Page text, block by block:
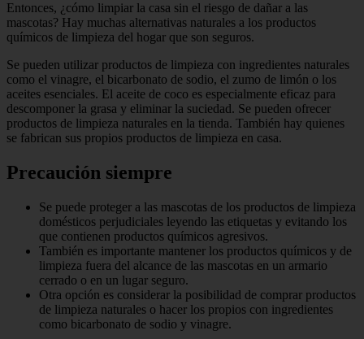
Entonces, ¿cómo limpiar la casa sin el riesgo de dañar a las
mascotas? Hay muchas alternativas naturales a los productos
químicos de limpieza del hogar que son seguros.
Se pueden utilizar productos de limpieza con ingredientes naturales
como el vinagre, el bicarbonato de sodio, el zumo de limón o los
aceites esenciales. El aceite de coco es especialmente eficaz para
descomponer la grasa y eliminar la suciedad. Se pueden ofrecer
productos de limpieza naturales en la tienda. También hay quienes
se fabrican sus propios productos de limpieza en casa.
Precaución siempre
Se puede proteger a las mascotas de los productos de limpieza
domésticos perjudiciales leyendo las etiquetas y evitando los
que contienen productos químicos agresivos.
También es importante mantener los productos químicos y de
limpieza fuera del alcance de las mascotas en un armario
cerrado o en un lugar seguro.
Otra opción es considerar la posibilidad de comprar productos
de limpieza naturales o hacer los propios con ingredientes
como bicarbonato de sodio y vinagre.